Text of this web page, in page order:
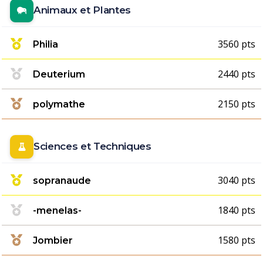
Animaux et Plantes
Philia 3560 pts
Deuterium 2440 pts
polymathe 2150 pts
Sciences et Techniques
sopranaude 3040 pts
-menelas- 1840 pts
Jombier 1580 pts